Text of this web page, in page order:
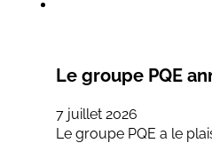
Le groupe PQE
7 juillet 2026
Le groupe PQE a le